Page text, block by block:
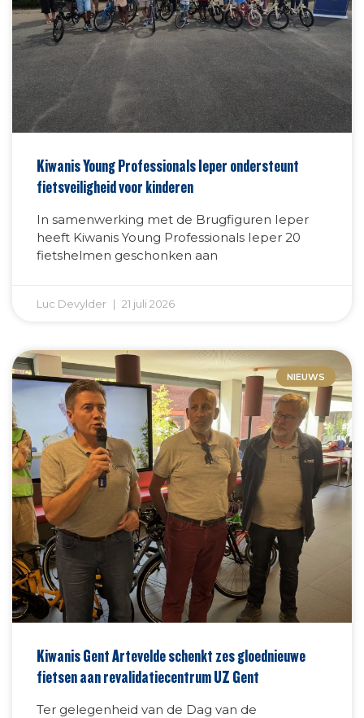
Kiwanis Young Professionals Ieper ondersteunt
fietsveiligheid voor kinderen
In samenwerking met de Brugfiguren Ieper
heeft Kiwanis Young Professionals Ieper 20
fietshelmen geschonken aan
Luc Devylder 21 juli 2026
NIEUWS
Kiwanis Gent Artevelde schenkt zes gloednieuwe
fietsen aan revalidatiecentrum UZ Gent
Ter gelegenheid van de Dag van de